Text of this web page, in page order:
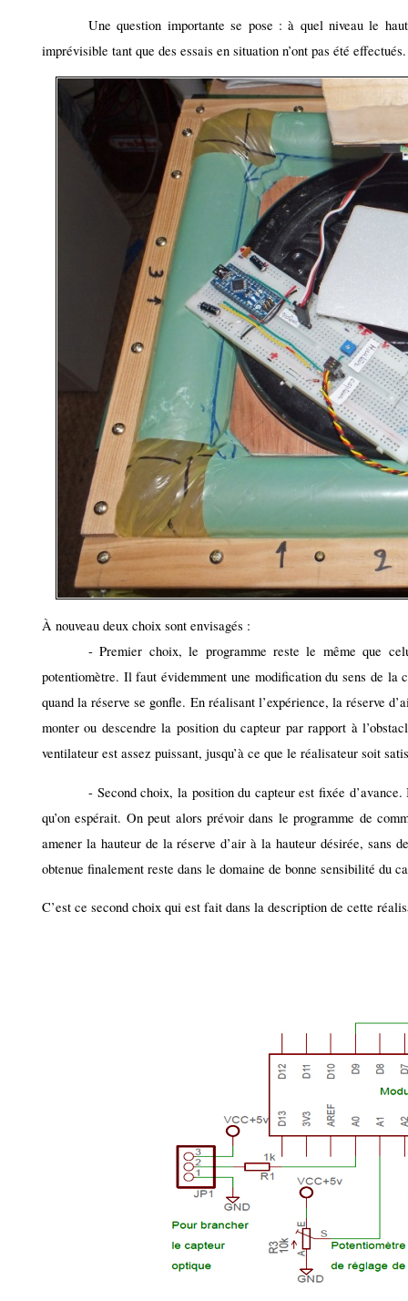
Une question importante se pose : à quel niveau le
imprévisible tant que des essais en situation n’ont pas été effectués.
À nouveau deux choix sont envisagés :
- Premier choix, le programme reste le même que
potentiomètre. Il faut évidemment une modification du sens de la
quand la réserve se gonfle. En réalisant l’expérience, la réserve
monter ou descendre la position du capteur par rapport à
ventilateur est assez puissant, jusqu’à ce que le réalisateur soit
- Second choix, la position du capteur est fixée
qu’on espérait. On peut alors prévoir dans le programme de
amener la hauteur de la réserve d’air à la hauteur désirée, sans
obtenue finalement reste dans le domaine de bonne sensibilité du
C’est ce second choix qui est fait dans la description de cette